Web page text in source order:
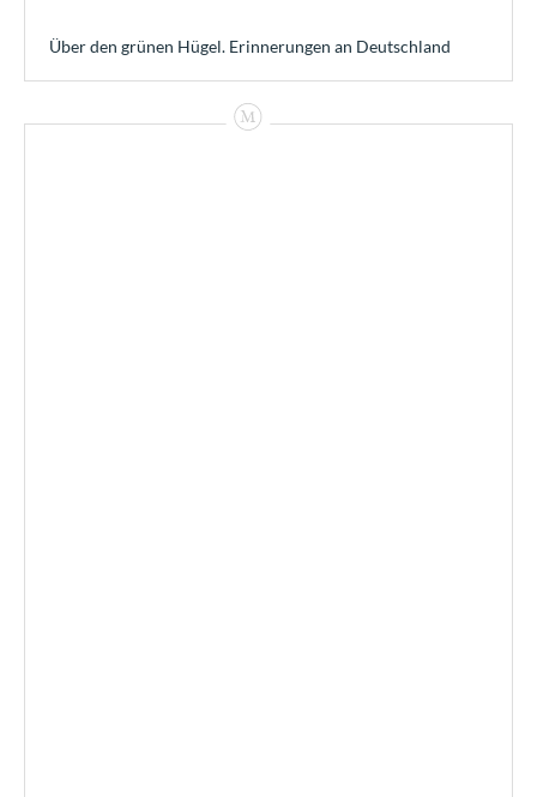
Über den grünen Hügel. Erinnerungen an Deutschland